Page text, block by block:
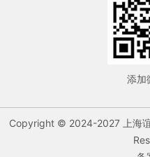
添加
Copyright © 2024-2027 上海